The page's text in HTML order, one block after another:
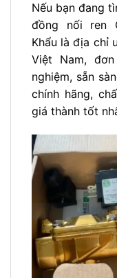
Nếu bạn đang
đồng nối ren
Khẩu là địa chỉ
Việt Nam,
nghiệm, sẵn
chính hãng,
giá thành tốt